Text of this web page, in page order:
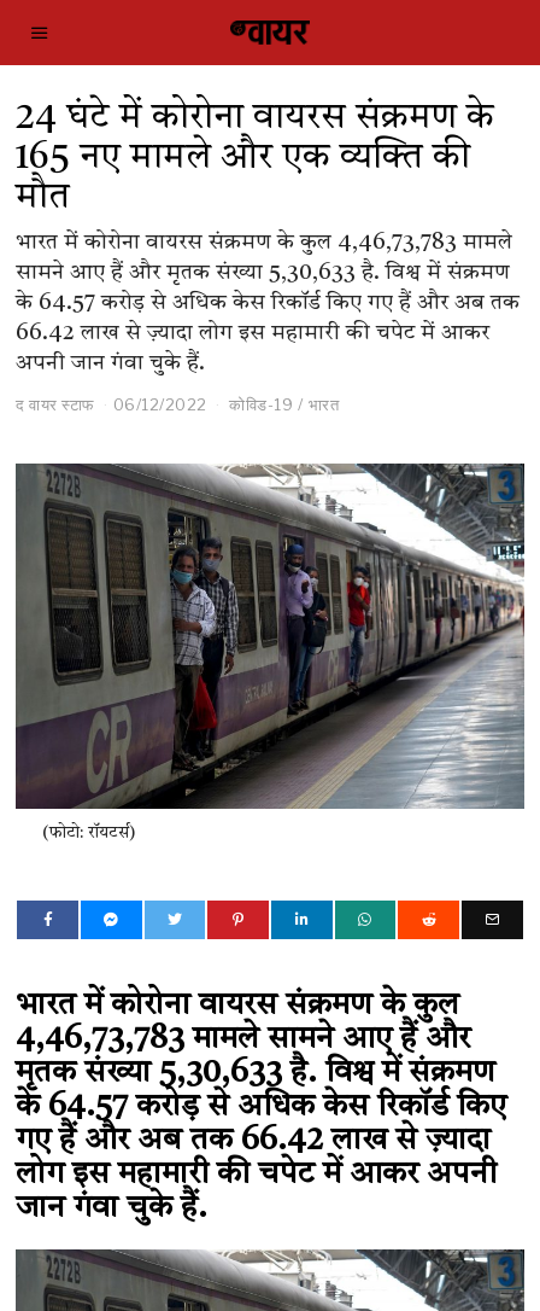
24 घंटे में कोरोना वायरस संक्रमण के
165 नए मामले और एक व्यक्ति की
मौत
भारत में कोरोना वायरस संक्रमण के कुल 4,46,73,783 मामले
सामने आए हैं और मृतक संख्या 5,30,633 है. विश्व में संक्रमण
के 64.57 करोड़ से अधिक केस रिकॉर्ड किए गए हैं और अब तक
66.42 लाख से ज़्यादा लोग इस महामारी की चपेट में आकर
अपनी जान गंवा चुके हैं.
द वायर स्टाफ 06/12/2022 कोविड-19 / भारत
(फोटो: रॉयटर्स)
भारत में कोरोना वायरस संक्रमण के कुल
4,46,73,783 मामले सामने आए हैं और
मृतक संख्या 5,30,633 है. विश्व में संक्रमण
के 64.57 करोड़ से अधिक केस रिकॉर्ड किए
गए हैं और अब तक 66.42 लाख से ज़्यादा
लोग इस महामारी की चपेट में आकर अपनी
जान गंवा चुके हैं.